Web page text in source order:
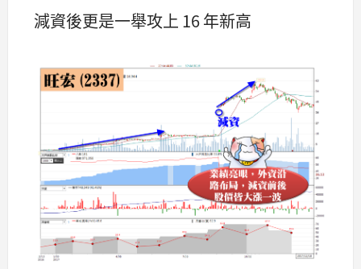
減資後更是一舉攻上 16 年新高